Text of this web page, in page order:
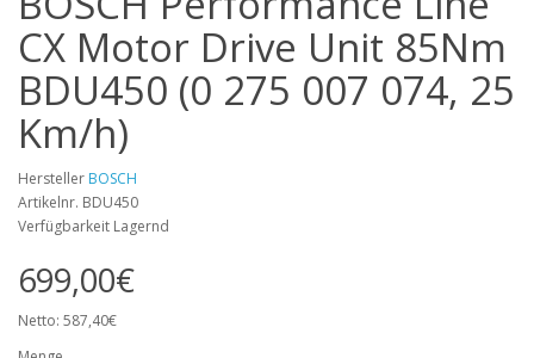
CX Motor Drive Unit 85Nm
BDU450 (0 275 007 074, 25
Km/h)
Hersteller BOSCH
Artikelnr. BDU450
Verfügbarkeit Lagernd
699,00€
Netto: 587,40€